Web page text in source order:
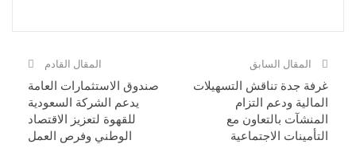
المقال السابق
غرفة جدة تناقش التسهيلات
المالية ودعم التزام
المنشآت بالتعاون مع
التأمينات الاجتماعية
المقال القادم
صندوق الاستثمارات العامة
يدعم الشركة السعودية
للقهوة لتعزيز الاقتصاد
الوطني وفرص العمل